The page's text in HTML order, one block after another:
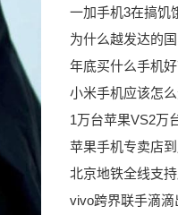
一加手机3在搞饥
为什么越发达的
年底买什么手机
小米手机应该怎
1万台苹果VS2万
苹果手机专卖店到
北京地铁全线支
vivo跨界联手滴